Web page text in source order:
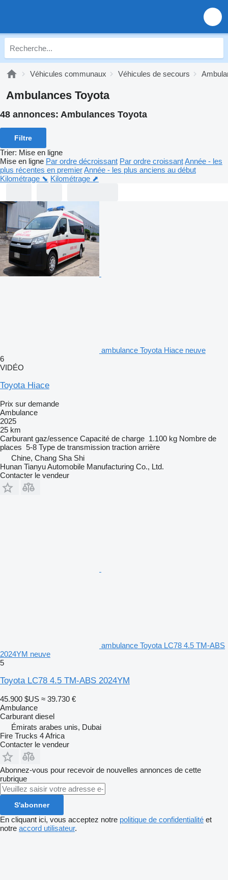
Véhicules communaux Véhicules de secours
Ambulances Toyota
48 annonces: Ambulances Toyota
Filtre
Trier: Mise en ligne
Mise en ligne Par ordre décroissant Par ordre croissantAnnée - les
plus récentes en premierAnnée - les plus anciens au début
Kilométrage ⬊ Kilométrage ⬈
ambulance Toyota Hiace neuve
6
VIDÉO
Toyota Hiace
Prix sur demande
Ambulance
2025
25 km
Carburant gaz/essence Capacité de charge 1.100 kg Nombre de
places 5-8 Type de transmission traction arrière
Chine, Chang Sha Shi
Hunan Tianyu Automobile Manufacturing Co., Ltd.
Contacter le vendeur
ambulance Toyota LC78 4.5 TM-ABS
2024YM neuve
5
Toyota LC78 4.5 TM-ABS 2024YM
45.900 $US ≈ 39.730 €
Ambulance
Carburant diesel
Émirats arabes unis, Dubai
Fire Trucks 4 Africa
Contacter le vendeur
Abonnez-vous pour recevoir de nouvelles annonces de cette
rubrique
S'abonner
En cliquant ici, vous acceptez notre politique de confidentialité et
notre accord utilisateur.